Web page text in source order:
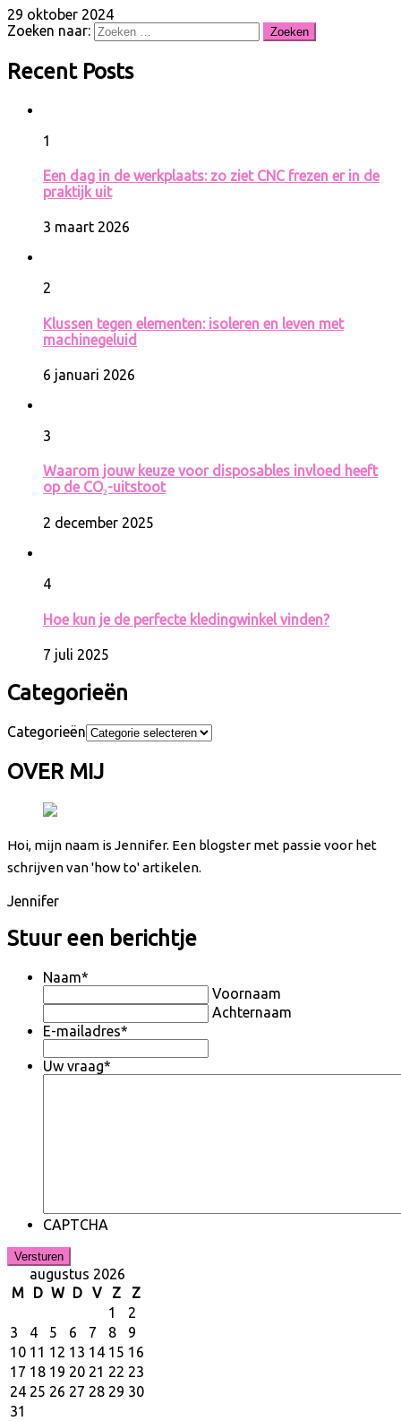
29 oktober 2024
Zoeken naar:
Recent Posts
1
Een dag in de werkplaats: zo ziet CNC frezen er in de
praktijk uit
3 maart 2026
2
Klussen tegen elementen: isoleren en leven met
machinegeluid
6 januari 2026
3
Waarom jouw keuze voor disposables invloed heeft
op de CO₂-uitstoot
2 december 2025
4
Hoe kun je de perfecte kledingwinkel vinden?
7 juli 2025
Categorieën
Categorieën
OVER MIJ
Hoi, mijn naam is Jennifer. Een blogster met passie voor het
schrijven van 'how to' artikelen.
Jennifer
Stuur een berichtje
Naam*
Voornaam
Achternaam
E-mailadres*
Uw vraag*
CAPTCHA
augustus 2026
M
D W D V Z
Z
1
2
3
4 5 6 7 8
9
10 11 12 13 14 15 16
17 18 19 20 21 22 23
24 25 26 27 28 29 30
31